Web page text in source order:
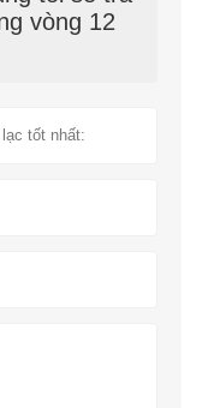
vòng 12